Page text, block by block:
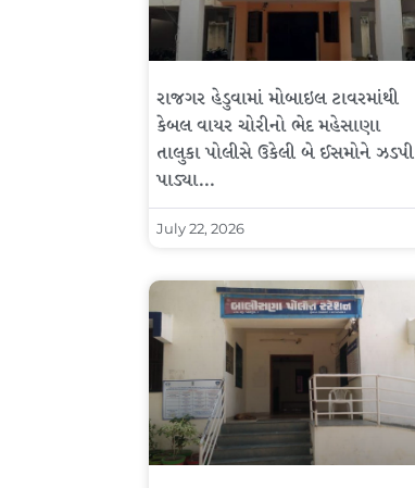
રાજગર હેડુવામાં મોબાઇલ ટાવરમાંથી
કેબલ વાયર ચોરીનો ભેદ મહેસાણા
તાલુકા પોલીસે ઉકેલી બે ઈસમોને ઝડપી
પાડ્યા…
July 22, 2026